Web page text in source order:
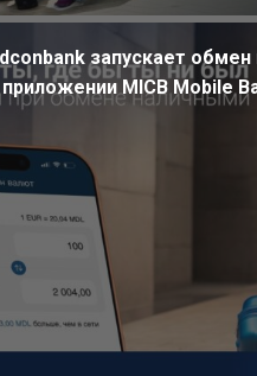
запускает
приложении MICB Mobile